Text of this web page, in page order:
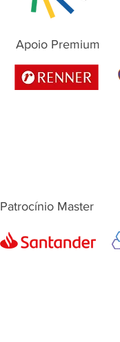
Apoio Premium
Patrocínio Master